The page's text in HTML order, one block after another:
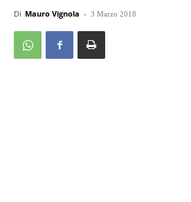
Di Mauro Vignola - 3 Marzo 2018